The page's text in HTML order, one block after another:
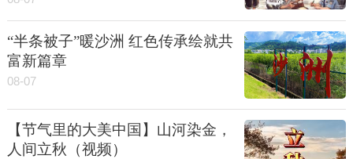
“半条被子”暖沙洲 红色传承绘就共
富新篇章
08-07
【节气里的大美中国】山河染金，
人间立秋（视频）